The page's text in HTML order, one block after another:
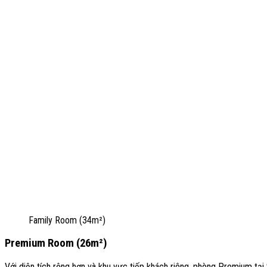
Family Room (34m²)
Premium Room (26m²)